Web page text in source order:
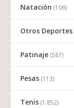
Natación (106)
Otros Deportes
Patinaje (587)
Pesas (113)
Tenis (1.852)